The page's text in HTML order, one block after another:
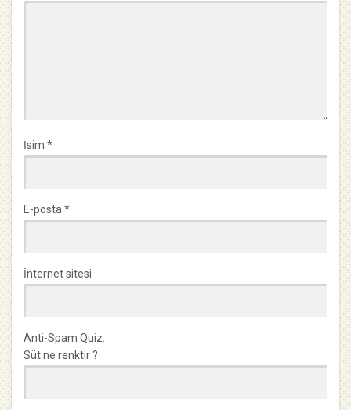
İsim *
E-posta *
İnternet sitesi
Anti-Spam Quiz:
Süt ne renktir ?